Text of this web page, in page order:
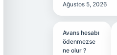
Ağustos 5, 2026
Avans hesabı
ödenmezse
ne olur ?